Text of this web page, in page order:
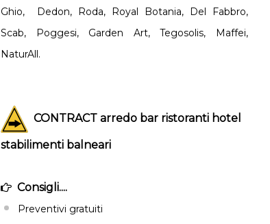
Ghio, Dedon, Roda, Royal Botania, Del Fabbro,
Scab, Poggesi, Garden Art, Tegosolis, Maffei,
NaturAll.
CONTRACT arredo bar ristoranti hotel
stabilimenti balneari
Consigli....
Preventivi gratuiti